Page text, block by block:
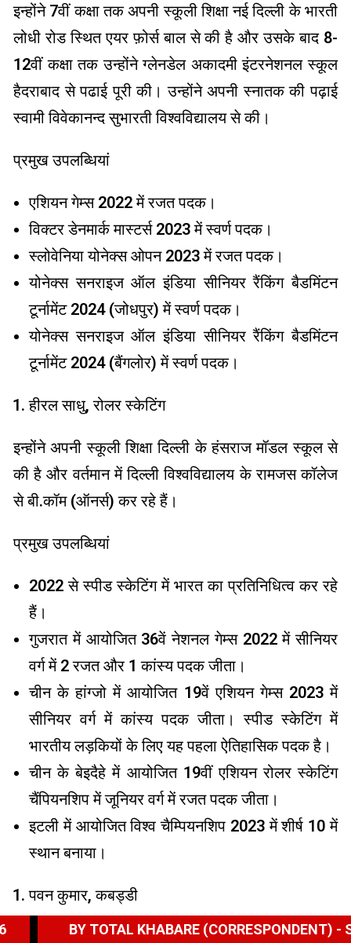
इन्होंने 7वीं कक्षा तक अपनी स्कूली शिक्षा नई दिल्ली के भारती
लोधी रोड स्थित एयर फ़ोर्स बाल से की है और उसके बाद 8-
12वीं कक्षा तक उन्होंने ग्लेनडेल अकादमी इंटरनेशनल स्कूल
हैदराबाद से पढाई पूरी की। उन्होंने अपनी स्नातक की पढ़ाई
स्वामी विवेकानन्द सुभारती विश्वविद्यालय से की।
प्रमुख उपलब्धियां
एशियन गेम्स 2022 में रजत पदक।
विक्टर डेनमार्क मास्टर्स 2023 में स्वर्ण पदक।
स्लोवेनिया योनेक्स ओपन 2023 में रजत पदक।
योनेक्स सनराइज ऑल इंडिया सीनियर रैंकिंग बैडमिंटन
टूर्नामेंट 2024 (जोधपुर) में स्वर्ण पदक।
योनेक्स सनराइज ऑल इंडिया सीनियर रैंकिंग बैडमिंटन
टूर्नामेंट 2024 (बैंगलोर) में स्वर्ण पदक।
हीरल साधु, रोलर स्केटिंग
इन्होंने अपनी स्कूली शिक्षा दिल्ली के हंसराज मॉडल स्कूल से
की है और वर्तमान में दिल्ली विश्वविद्यालय के रामजस कॉलेज
से बी.कॉम (ऑनर्स) कर रहे हैं।
प्रमुख उपलब्धियां
2022 से स्पीड स्केटिंग में भारत का प्रतिनिधित्व कर रहे
हैं।
गुजरात में आयोजित 36वें नेशनल गेम्स 2022 में सीनियर
वर्ग में 2 रजत और 1 कांस्य पदक जीता।
चीन के हांग्जो में आयोजित 19वें एशियन गेम्स 2023 में
सीनियर वर्ग में कांस्य पदक जीता। स्पीड स्केटिंग में
भारतीय लड़कियों के लिए यह पहला ऐतिहासिक पदक है।
चीन के बेइदैहे में आयोजित 19वीं एशियन रोलर स्केटिंग
चैंपियनशिप में जूनियर वर्ग में रजत पदक जीता।
इटली में आयोजित विश्व चैम्पियनशिप 2023 में शीर्ष 10 में
स्थान बनाया।
पवन कुमार, कबड्डी
इन्होंने अपनी स्कूली शिक्षा दिल्ली के बवाना स्थित एक
KHABARE (CORRESPONDENT) - SUN AUG 9TH